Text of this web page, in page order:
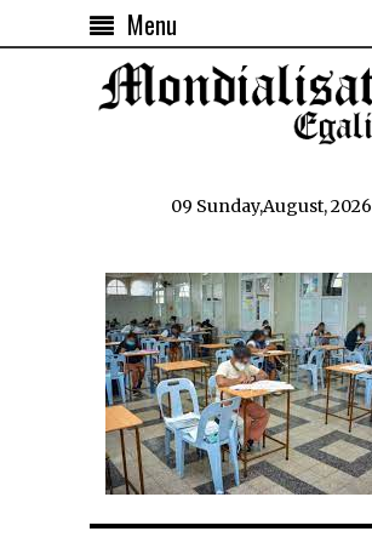
Menu
09 Sunday,August, 2026